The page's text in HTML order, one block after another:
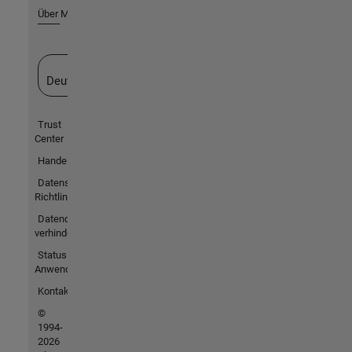
Über MathWorks
Deutschland
Trust
Center
Handelsmarken
Datenschutz-
Richtlinien
Datendiebstahl
verhindern
Status von
Anwendungen
Kontakt
©
1994-
2026